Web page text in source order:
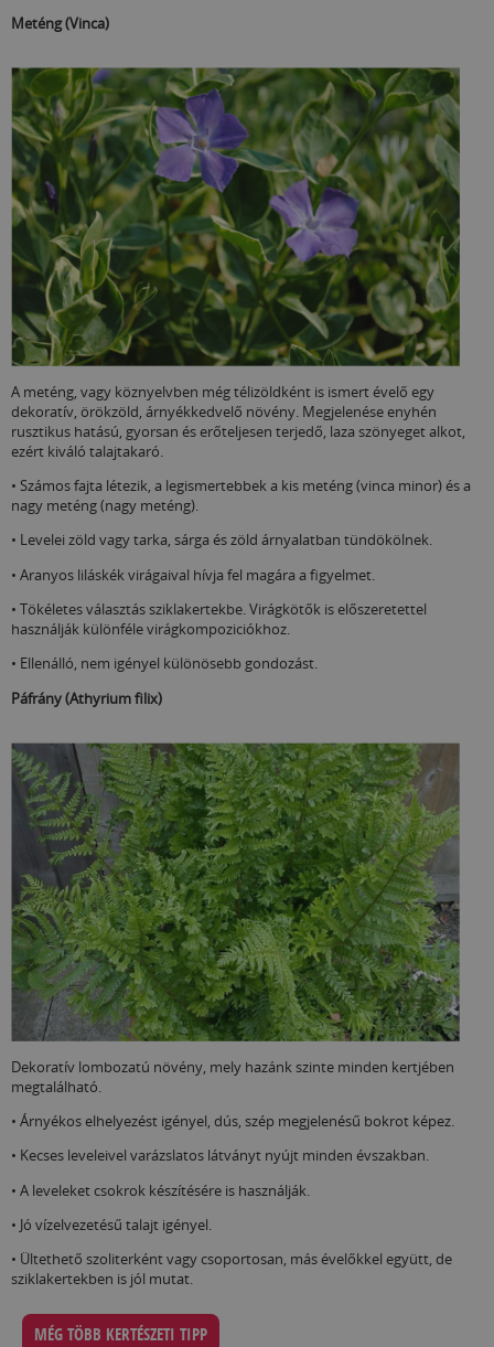
Meténg (Vinca)
A meténg, vagy köznyelvben még télizöldként is ismert évelő egy
dekoratív, örökzöld, árnyékkedvelő növény. Megjelenése enyhén
rusztikus hatású, gyorsan és erőteljesen terjedő, laza szönyeget alkot,
ezért kiváló talajtakaró.
• Számos fajta létezik, a legismertebbek a kis meténg (vinca minor) és a
nagy meténg (nagy meténg).
• Levelei zöld vagy tarka, sárga és zöld árnyalatban tündökölnek.
• Aranyos liláskék virágaival hívja fel magára a figyelmet.
• Tökéletes választás sziklakertekbe. Virágkötők is előszeretettel
használják különféle virágkompoziciókhoz.
• Ellenálló, nem igényel különösebb gondozást.
Páfrány (Athyrium filix)
Dekoratív lombozatú növény, mely hazánk szinte minden kertjében
megtalálható.
• Árnyékos elhelyezést igényel, dús, szép megjelenésű bokrot képez.
• Kecses leveleivel varázslatos látványt nyújt minden évszakban.
• A leveleket csokrok készítésére is használják.
• Jó vízelvezetésű talajt igényel.
• Ültethető szoliterként vagy csoportosan, más évelőkkel együtt, de
sziklakertekben is jól mutat.
MÉG TÖBB KERTÉSZETI TIPP